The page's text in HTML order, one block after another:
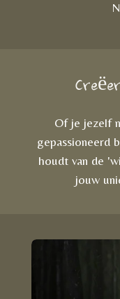
Of je jezelf
gepassioneerd
houdt van de
jouw